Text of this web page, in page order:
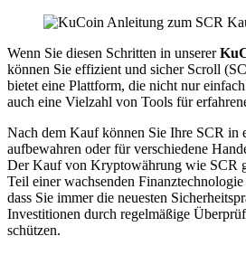
Wenn Sie diesen Schritten in unserer
können Sie effizient und sicher Scroll
bietet eine Plattform, die nicht nur
auch eine Vielzahl von Tools für
Nach dem Kauf können Sie Ihre SCR in
aufbewahren oder für verschiedene
Der Kauf von Kryptowährung wie SCR
Teil einer wachsenden
dass Sie immer die neuesten
Investitionen durch regelmäßige
schützen.